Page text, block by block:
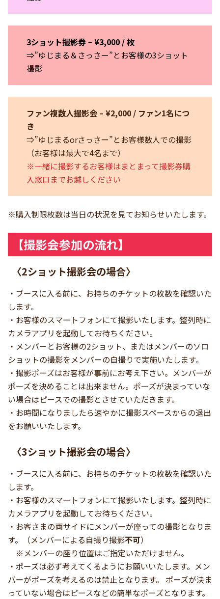
3ショット撮影券 – ¥3,000 / 枚
⇒”ゆじまる＆さっさー”とお客様の3ショット
撮影
ファン複数人撮影会 – ¥2,000 / ファン1名につ
き
⇒”ゆじまるorさっさー”とお客様数人での撮影
（お客様は最大で4名まで）
※一緒に撮影するお客様はまとまって撮影券購
入窓口までお越しください
※購入制限枚数は当日の状況を見てお知らせいたします。
【撮影会参加の流れ】
〈2ショット撮影会の場合〉
・ブースに入る前に、お持ちのチケットの枚数を確認いた
します。
・お客様のスマートフォンにて撮影いたします。整列時に
カメラアプリを起動してお待ちください。
・メンバーとお客様の2ショット、またはメンバーのソロ
ショットの撮影をメンバーの自撮りで実施いたします。
・撮影ポーズはお客様が事前にお考え下さい。メンバーが
ポーズを決めることは出来ません。ポーズが決まっていな
い場合はピースでの撮影とさせていただきます。
・お時間になりましたら速やかに撮影スペースからの退出
をお願いいたします。
〈3ショット撮影会の場合〉
・ブースに入る前に、お持ちのチケットの枚数を確認いた
します。
・お客様のスマートフォンにて撮影いたします。整列時に
カメラアプリを起動してお待ちください。
・お客さまの両サイドにメンバーが座っての撮影となりま
す。（メンバーによる自撮り撮影不可）
※メンバーの座り位置はご指定いただけません。
・ポーズは必ず考えてくるようにお願いいたします。メン
バーがポーズを考えるのは禁止となります。 ポーズが決ま
っていない場合はピースなどの簡単なポーズとなります。